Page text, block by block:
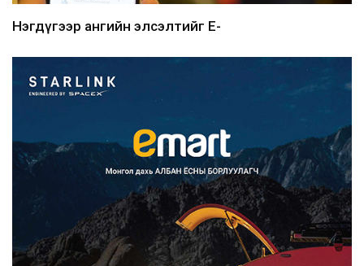
Нэгдүгээр ангийн элсэлтийг E-
Францад иргэд рүү зөвшөөрөлгүй
сурталчилгааны дууд...
2026/08/07